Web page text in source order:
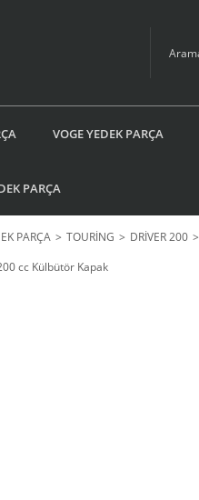
VOGE YEDEK PARÇA
PARÇA
PARÇA TOURİNG DRİVER 200